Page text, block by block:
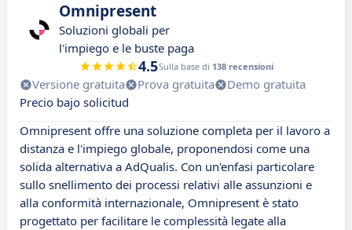
Omnipresent
Soluzioni globali per
l'impiego e le buste paga
4.5Sulla base di 138 recensioni
Versione gratuita Prova gratuita
Demo gratuita
Precio bajo solicitud
Omnipresent offre una soluzione completa per il lavoro a
distanza e l'impiego globale, proponendosi come una
solida alternativa a AdQualis. Con un'enfasi particolare
sullo snellimento dei processi relativi alle assunzioni e
alla conformità internazionale, Omnipresent è stato
progettato per facilitare le complessità legate alla